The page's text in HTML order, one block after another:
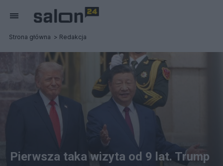
Strona główna Redakcja
Pierwsza taka wizyta od 9 lat. Trump